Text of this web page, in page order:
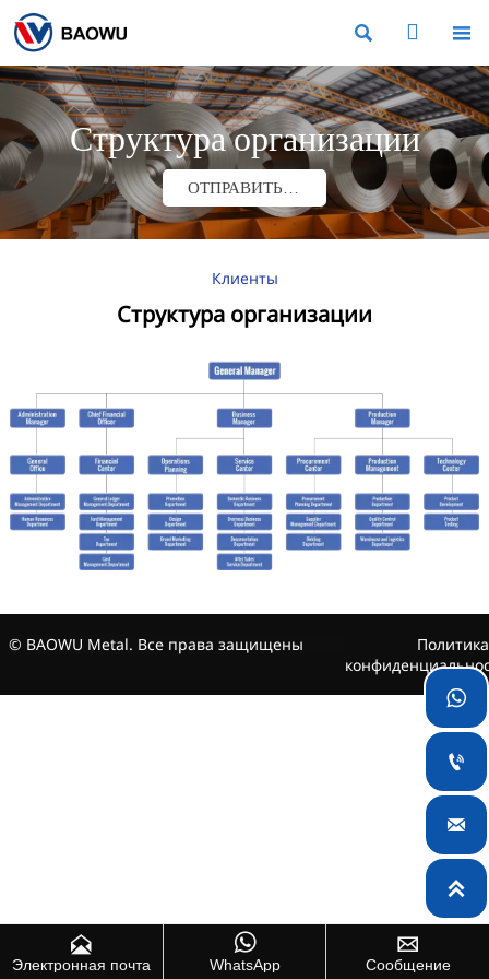
  
Структура организации
ОТПРАВИТЬ ЗАПРОС
Клиенты
Структура организации
© BAOWU Metal. Все права защищены
Политика

Электронная почта

WhatsApp

Сообщение



